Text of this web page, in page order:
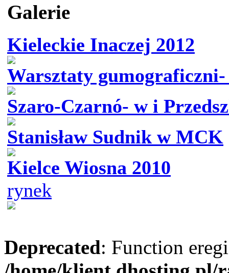
Galerie
Kieleckie Inaczej 2012
Warsztaty gumograficzni-
Szaro-Czarnó- w i
Stanisław Sudnik w MCK
Kielce Wiosna 2010
rynek
Deprecated: Function